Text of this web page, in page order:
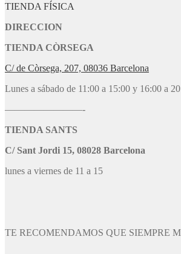
TIENDA FÍSICA
DIRECCION
TIENDA CÒRSEGA
C/ de Còrsega, 207, 08036 Barcelona
Lunes a sábado de 11:00 a 15:00 y 16:00 a
————————-
TIENDA SANTS
C/ Sant Jordi 15, 08028 Barcelona
lunes a viernes de 11 a 15
TE RECOMENDAMOS QUE SIEMPRE